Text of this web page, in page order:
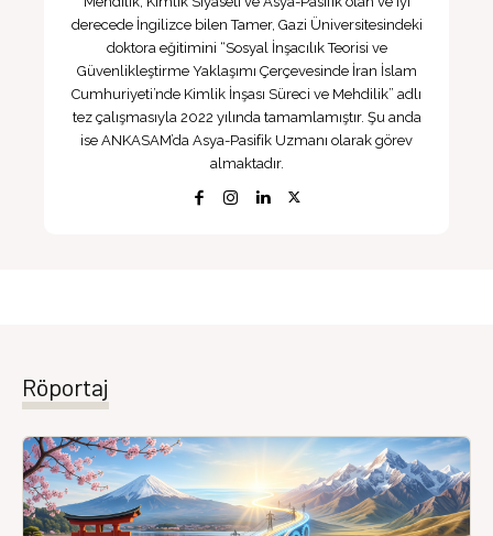
derecede İngilizce bilen Tamer, Gazi Üniversitesindeki
doktora eğitimini “Sosyal İnşacılık Teorisi ve
Güvenlikleştirme Yaklaşımı Çerçevesinde İran İslam
Cumhuriyeti’nde Kimlik İnşası Süreci ve Mehdilik” adlı
tez çalışmasıyla 2022 yılında tamamlamıştır. Şu anda
ise ANKASAM’da Asya-Pasifik Uzmanı olarak görev
almaktadır.
Röportaj